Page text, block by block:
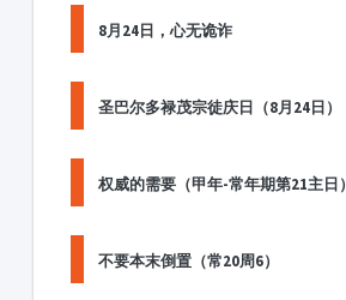
8月24日，心无诡诈
圣巴尔多禄茂宗徒庆日（8月24日）
权威的需要（甲年-常年期第21主日）
不要本末倒置（常20周6）